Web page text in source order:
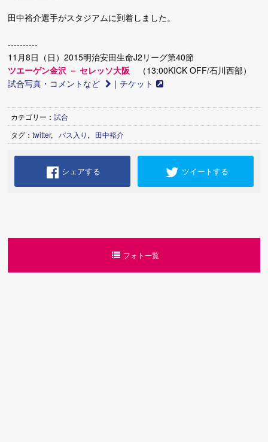
田中裕介選手がスタジアムに到着しました。
----------
11月8日（日）2015明治安田生命J2リーグ第40節
ツエーゲン金沢 － セレッソ大阪 （13:00KICK OFF/石川西部）
試合写真・コメントなど
｜チケット
カテゴリー：試合
タグ：twitter, バス入り , 田中裕介
シェアする ツイートする
フォト一覧